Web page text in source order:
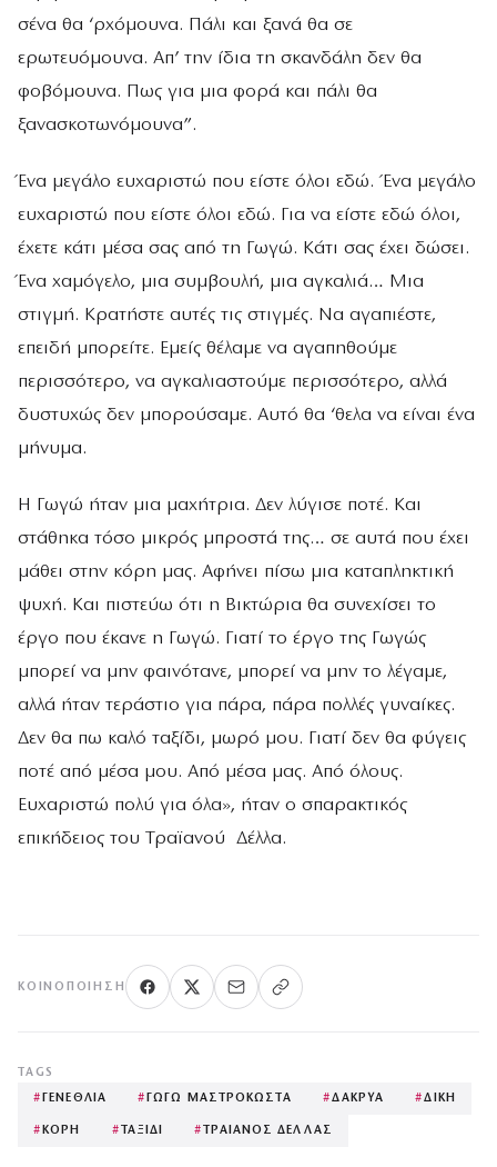
σένα θα ‘ρχόμουνα. Πάλι και ξανά θα σε
ερωτευόμουνα. Απ’ την ίδια τη σκανδάλη δεν θα
φοβόμουνα. Πως για μια φορά και πάλι θα
ξανασκοτωνόμουνα”.
Ένα μεγάλο ευχαριστώ που είστε όλοι εδώ. Ένα μεγάλο
ευχαριστώ που είστε όλοι εδώ. Για να είστε εδώ όλοι,
έχετε κάτι μέσα σας από τη Γωγώ. Κάτι σας έχει δώσει.
Ένα χαμόγελο, μια συμβουλή, μια αγκαλιά… Μια
στιγμή. Κρατήστε αυτές τις στιγμές. Να αγαπιέστε,
επειδή μπορείτε. Εμείς θέλαμε να αγαπηθούμε
περισσότερο, να αγκαλιαστούμε περισσότερο, αλλά
δυστυχώς δεν μπορούσαμε. Αυτό θα ‘θελα να είναι ένα
μήνυμα.
Η Γωγώ ήταν μια μαχήτρια. Δεν λύγισε ποτέ. Και
στάθηκα τόσο μικρός μπροστά της… σε αυτά που έχει
μάθει στην κόρη μας. Αφήνει πίσω μια καταπληκτική
ψυχή. Και πιστεύω ότι η Βικτώρια θα συνεχίσει το
έργο που έκανε η Γωγώ. Γιατί το έργο της Γωγώς
μπορεί να μην φαινότανε, μπορεί να μην το λέγαμε,
αλλά ήταν τεράστιο για πάρα, πάρα πολλές γυναίκες.
Δεν θα πω καλό ταξίδι, μωρό μου. Γιατί δεν θα φύγεις
ποτέ από μέσα μου. Από μέσα μας. Από όλους.
Ευχαριστώ πολύ για όλα», ήταν ο σπαρακτικός
επικήδειος του Τραϊανού Δέλλα.
ΚΟΙΝΟΠΟΊΗΣΗ
TAGS
#ΓΕΝΕΘΛΙΑ #ΓΩΓΩ ΜΑΣΤΡΟΚΩΣΤΑ #ΔΑΚΡΥΑ #ΔΙΚΗ
#ΚΟΡΗ # ΤΑΞΙΔΙ # ΤΡΑΙΑΝΟΣ ΔΕΛΛΑΣ